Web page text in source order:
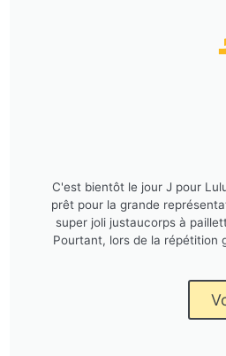
C'est bientôt le jour J pour
prêt pour la grande
super joli justaucorps à
Pourtant, lors de la répétition